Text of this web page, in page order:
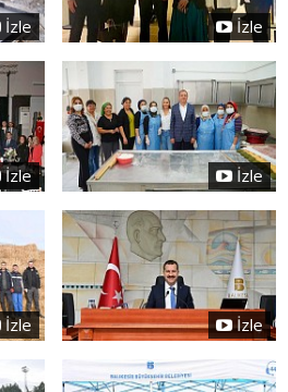
İzle İzle
İzle İzle
İzle İzle